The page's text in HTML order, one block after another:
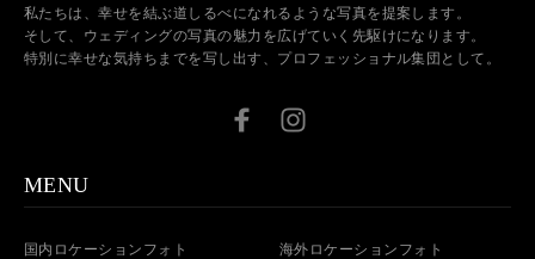
私たちは、幸せを結ぶ道しるべになれるような写真を提案します。
そして、ウェディングの写真の魅力を広げていく先駆けになります。
特別に幸せな気持ちまでを写し出す、プロフェッショナル集団として。
MENU
国内ロケーションフォト 海外ロケーションフォト